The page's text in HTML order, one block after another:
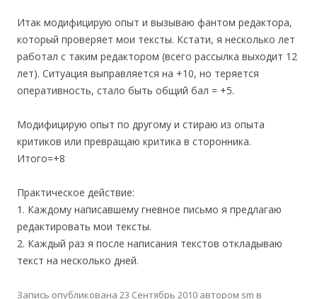
Итак модифицирую опыт и вызываю фантом редактора,
который проверяет мои тексты. Кстати, я несколько лет
работал с таким редактором (всего рассылка выходит 12
лет). Ситуация выправляется на +10, но теряется
оперативность, стало быть общий бал = +5.
Модифицирую опыт по другому и стираю из опыта
критиков или превращаю критика в сторонника.
Итого=+8
Практическое действие:
1. Каждому написавшему гневное письмо я предлагаю
редактировать мои тексты.
2. Каждый раз я после написания текстов откладываю
текст на несколько дней.
Запись опубликована 23 Сентябрь 2010 автором sm в